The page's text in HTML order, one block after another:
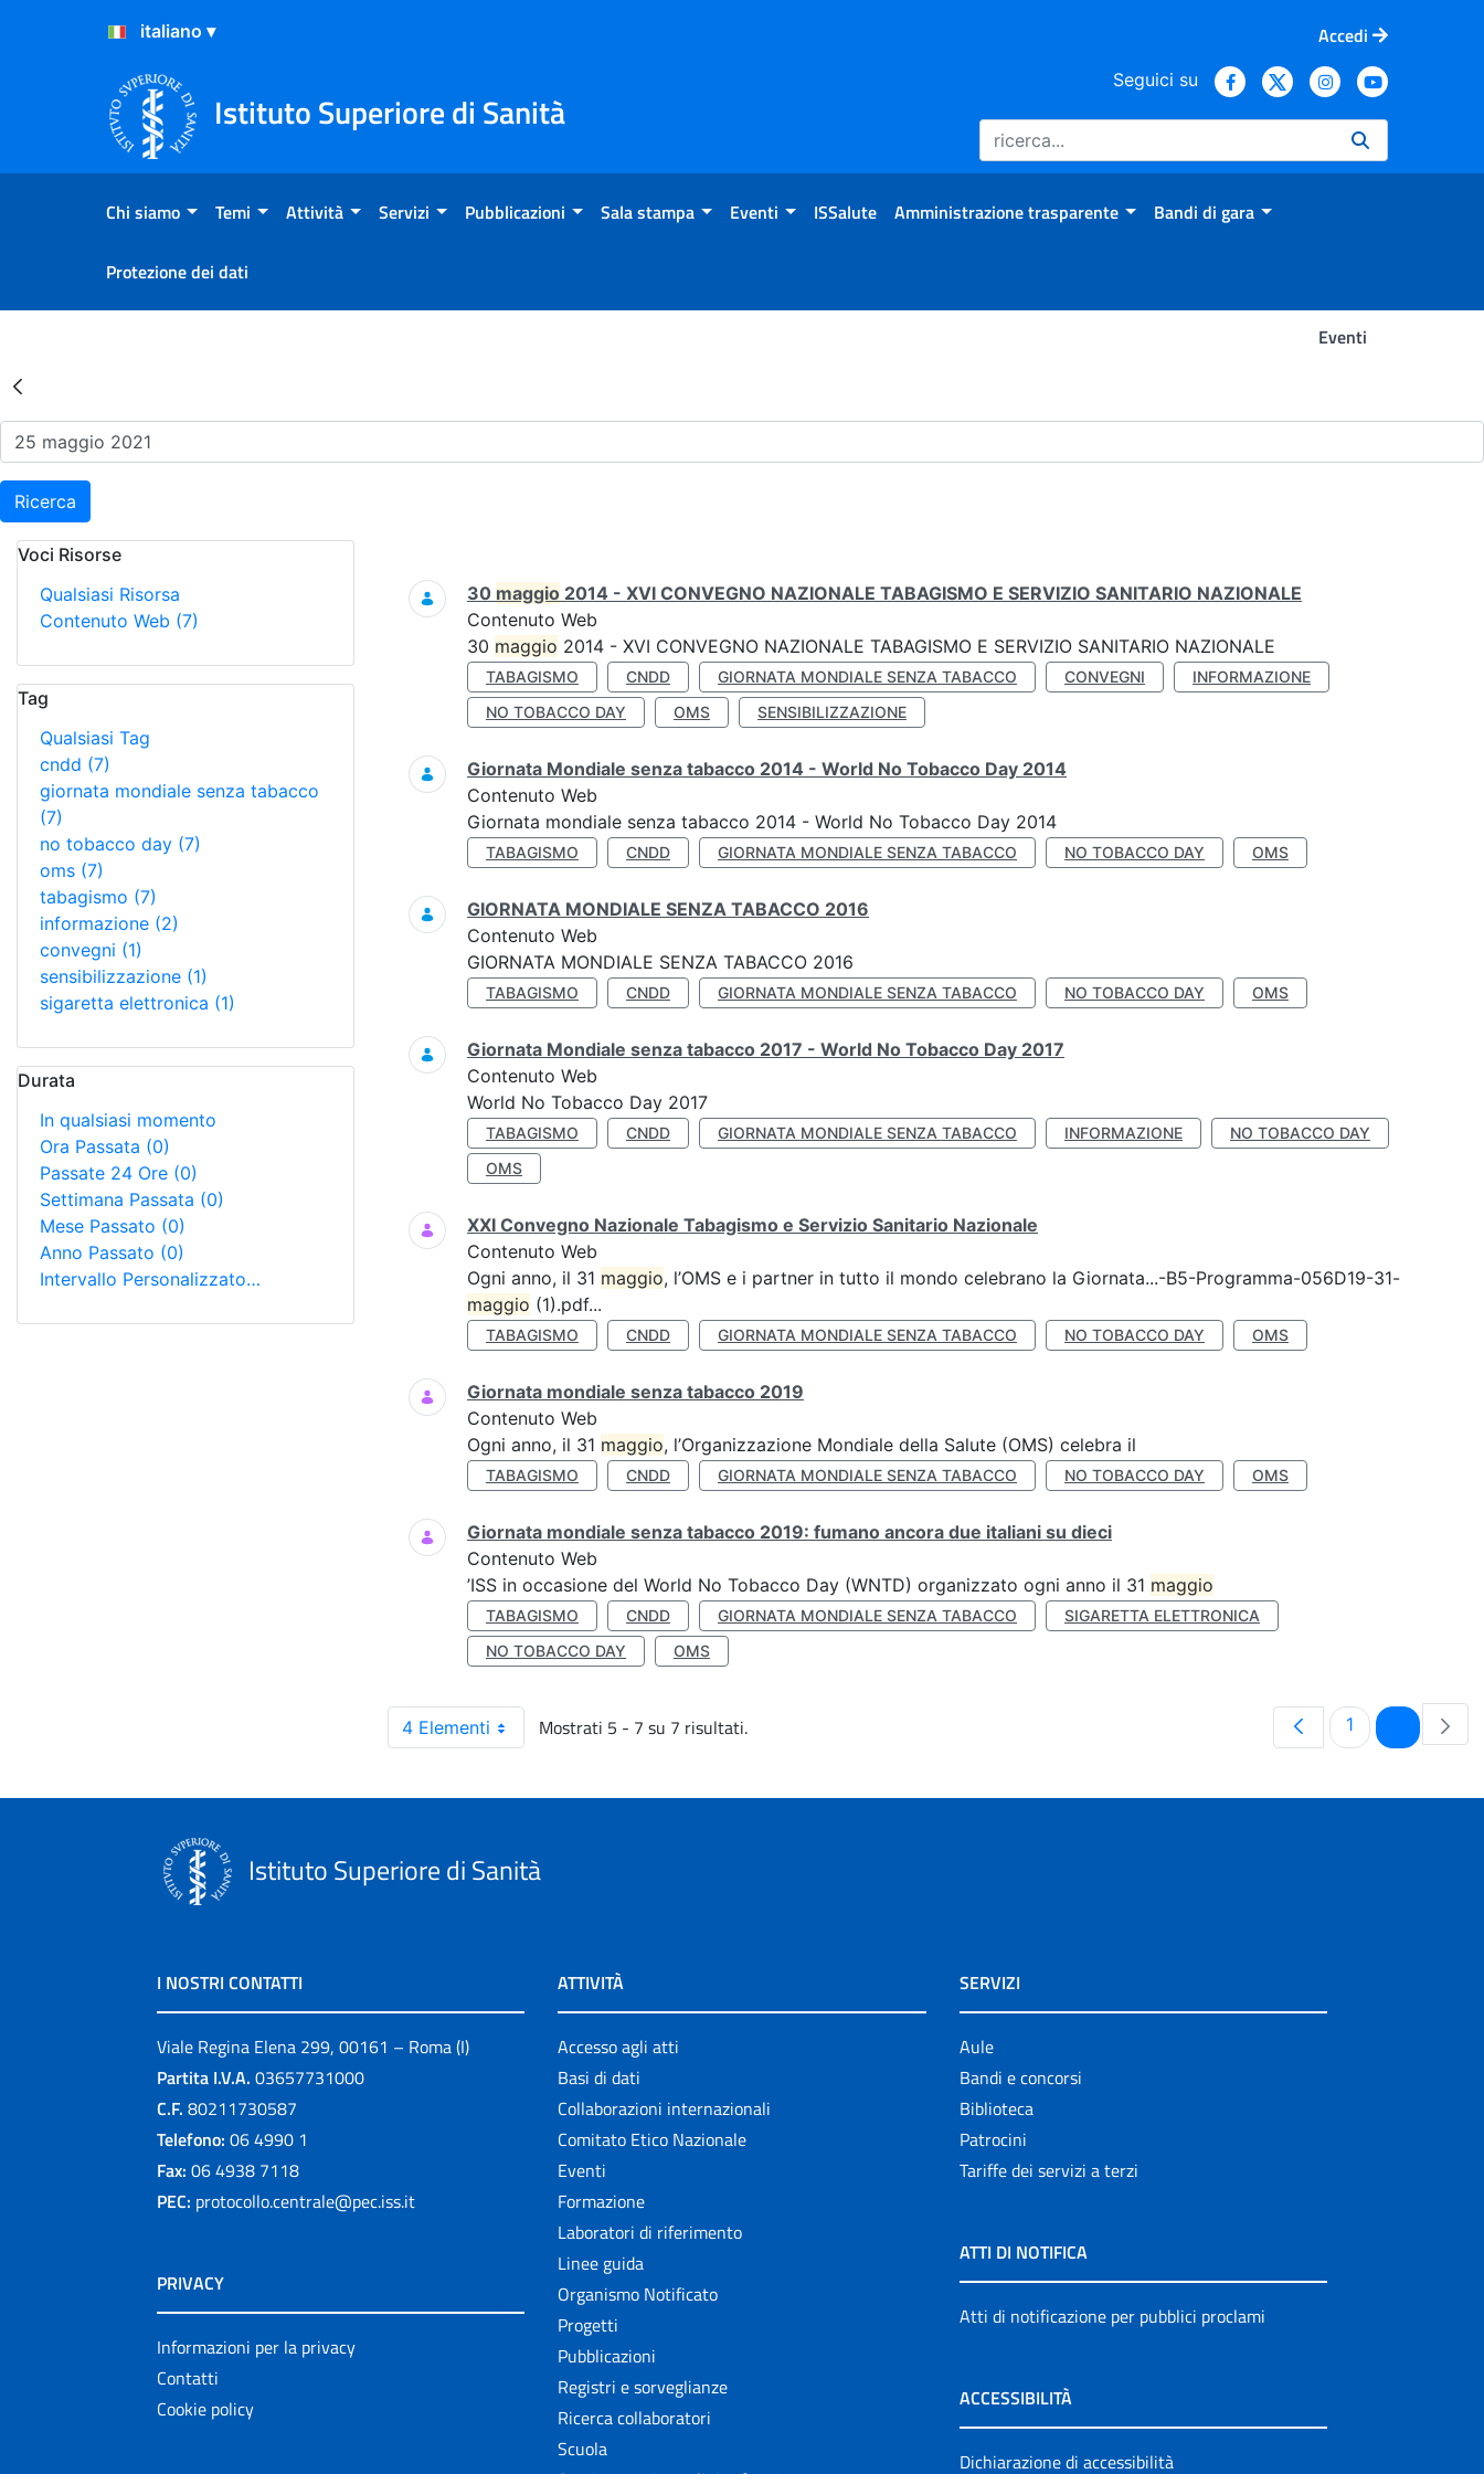
Salta al Contenuto
Salta al Footer
Accedi
Istituto Superiore di Sanità
Seguici su
Chi siamo Temi Attività Servizi Pubblicazioni Sala stampa Eventi ISSalute Amministrazione trasparente Bandi di gara
Protezione dei dati
Eventi
Risultati della Ricerca - Eventi
Ricerca
Voci Risorse
Qualsiasi Risorsa
Contenuto Web (7)
Tag
Qualsiasi Tag
cndd (7)
giornata mondiale senza tabacco
(7)
no tobacco day (7)
oms (7)
tabagismo (7)
informazione (2)
convegni (1)
sensibilizzazione (1)
sigaretta elettronica (1)
Durata
In qualsiasi momento
Ora Passata (0)
Passate 24 Ore (0)
Settimana Passata (0)
Mese Passato (0)
Anno Passato (0)
Intervallo Personalizzato…
Ricerca
30 maggio 2014 - XVI CONVEGNO NAZIONALE TABAGISMO E SERVIZIO SANITARIO NAZIONALE
Contenuto Web
30 maggio 2014 - XVI CONVEGNO NAZIONALE TABAGISMO E SERVIZIO SANITARIO NAZIONALE
TABAGISMO CNDD GIORNATA MONDIALE SENZA TABACCO CONVEGNI
INFORMAZIONE
NO TOBACCO DAY
OMS SENSIBILIZZAZIONE
Giornata Mondiale senza tabacco 2014 - World No Tobacco Day 2014
Contenuto Web
Giornata mondiale senza tabacco 2014 - World No Tobacco Day 2014
TABAGISMO CNDD GIORNATA MONDIALE SENZA TABACCO NO TOBACCO DAY OMS
GIORNATA MONDIALE SENZA TABACCO 2016
Contenuto Web
GIORNATA MONDIALE SENZA TABACCO 2016
TABAGISMO CNDD GIORNATA MONDIALE SENZA TABACCO NO TOBACCO DAY OMS
Giornata Mondiale senza tabacco 2017 - World No Tobacco Day 2017
Contenuto Web
World No Tobacco Day 2017
TABAGISMO CNDD GIORNATA MONDIALE SENZA TABACCO INFORMAZIONE
NO TOBACCO DAY
OMS
XXI Convegno Nazionale Tabagismo e Servizio Sanitario Nazionale
Contenuto Web
Ogni anno, il 31 maggio, l’OMS e i partner in tutto il mondo celebrano la Giornata...-B5-Programma-056D19-31-
maggio (1).pdf...
TABAGISMO CNDD GIORNATA MONDIALE SENZA TABACCO NO TOBACCO DAY OMS
Giornata mondiale senza tabacco 2019
Contenuto Web
Ogni anno, il 31 maggio, l’Organizzazione Mondiale della Salute (OMS) celebra il
TABAGISMO CNDD GIORNATA MONDIALE SENZA TABACCO NO TOBACCO DAY OMS
Giornata mondiale senza tabacco 2019: fumano ancora due italiani su dieci
Contenuto Web
’ISS in occasione del World No Tobacco Day (WNTD) organizzato ogni anno il 31 maggio
TABAGISMO CNDD GIORNATA MONDIALE SENZA TABACCO
SIGARETTA ELETTRONICA
NO TOBACCO DAY
OMS
4 Elementi Mostrati 5 - 7 su 7 risultati. Pagina
1 Pagina
Istituto Superiore di Sanità
I NOSTRI CONTATTI
Viale Regina Elena 299, 00161 – Roma (I)
Partita I.V.A. 03657731000
C.F. 80211730587
Telefono: 06 4990 1
Fax: 06 4938 7118
PEC: protocollo.centrale@pec.iss.it
PRIVACY
Informazioni per la privacy
Contatti
Cookie policy
ATTIVITÀ
Accesso agli atti
Basi di dati
Collaborazioni internazionali
Comitato Etico Nazionale
Eventi
Formazione
Laboratori di riferimento
Linee guida
Organismo Notificato
Progetti
Pubblicazioni
Registri e sorveglianze
Ricerca collaboratori
Scuola
SERVIZI
Aule
Bandi e concorsi
Biblioteca
Patrocini
Tariffe dei servizi a terzi
ATTI DI NOTIFICA
Atti di notificazione per pubblici proclami
ACCESSIBILITÀ
Dichiarazione di accessibilità